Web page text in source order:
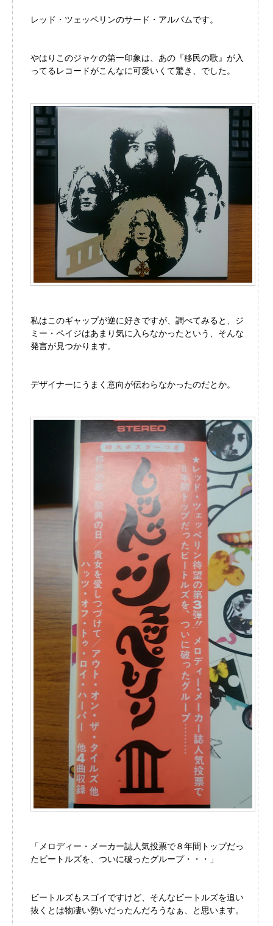
レッド・ツェッペリンのサード・アルバムです。
やはりこのジャケの第一印象は、あの『移民の歌』が入
ってるレコードがこんなに可愛いくて驚き、でした。
私はこのギャップが逆に好きですが、調べてみると、ジ
ミー・ペイジはあまり気に入らなかったという、そんな
発言が見つかります。
デザイナーにうまく意向が伝わらなかったのだとか。
「メロディー・メーカー誌人気投票で８年間トップだっ
たビートルズを、ついに破ったグループ・・・」
ビートルズもスゴイですけど、そんなビートルズを追い
抜くとは物凄い勢いだったんだろうなぁ、と思います。